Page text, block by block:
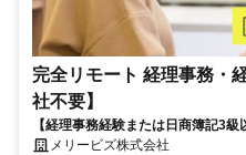
完全リモート 経理事務・
社不要】
【経理事務経験または日商簿記3
完全在宅で育児・介護中の方も大歓
メリービズ株式会社